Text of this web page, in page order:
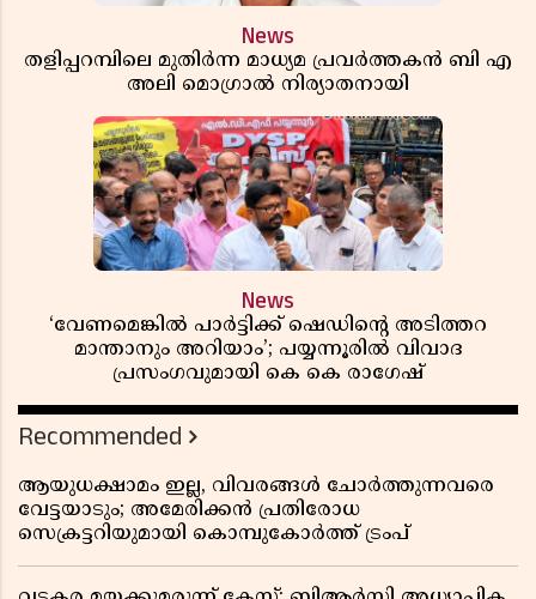
News
തളിപ്പറമ്പിലെ മുതിർന്ന മാധ്യമ പ്രവർത്തകൻ ബി എ
അലി മൊഗ്രാൽ നിര്യാതനായി
News
‘വേണമെങ്കിൽ പാർട്ടിക്ക് ഷെഡിൻ്റെ അടിത്തറ
മാന്താനും അറിയാം’; പയ്യന്നൂരിൽ വിവാദ
പ്രസംഗവുമായി കെ കെ രാഗേഷ്
Recommended
ആയുധക്ഷാമം ഇല്ല, വിവരങ്ങൾ ചോർത്തുന്നവരെ
വേട്ടയാടും; അമേരിക്കൻ പ്രതിരോധ
സെക്രട്ടറിയുമായി കൊമ്പുകോർത്ത് ട്രംപ്